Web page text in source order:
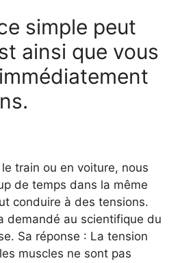
simple peut
ainsi que vous
train ou en voiture, nous
de temps dans la même
conduire à des tensions.
demandé au scientifique du
Sa réponse : La tension
muscles ne sont pas